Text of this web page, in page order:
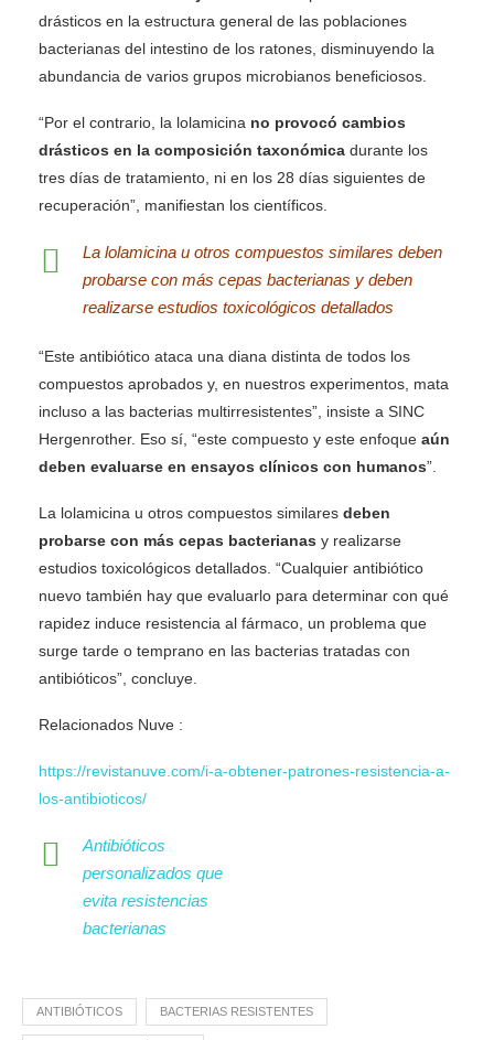
drásticos en la estructura general de las poblaciones
bacterianas del intestino de los ratones, disminuyendo la
abundancia de varios grupos microbianos beneficiosos.
“Por el contrario, la lolamicina no provocó cambios
drásticos en la composición taxonómica durante los
tres días de tratamiento, ni en los 28 días siguientes de
recuperación”, manifiestan los científicos.
La lolamicina u otros compuestos similares deben
probarse con más cepas bacterianas y deben
realizarse estudios toxicológicos detallados
“Este antibiótico ataca una diana distinta de todos los
compuestos aprobados y, en nuestros experimentos, mata
incluso a las bacterias multirresistentes”, insiste a SINC
Hergenrother. Eso sí, “este compuesto y este enfoque aún
deben evaluarse en ensayos clínicos con humanos”.
La lolamicina u otros compuestos similares deben
probarse con más cepas bacterianas y realizarse
estudios toxicológicos detallados. “Cualquier antibiótico
nuevo también hay que evaluarlo para determinar con qué
rapidez induce resistencia al fármaco, un problema que
surge tarde o temprano en las bacterias tratadas con
antibióticos”, concluye.
Relacionados Nuve :
https://revistanuve.com/i-a-obtener-patrones-resistencia-a-
los-antibioticos/
Antibióticos
personalizados que
evita resistencias
bacterianas
ANTIBIÓTICOS BACTERIAS RESISTENTES